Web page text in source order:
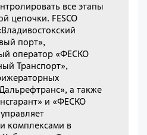
все этапы
цепочки. FESCO
порт»,
оператор «ФЕСКО
Транспорт»,
а также
и «ФЕСКО
комплексами в